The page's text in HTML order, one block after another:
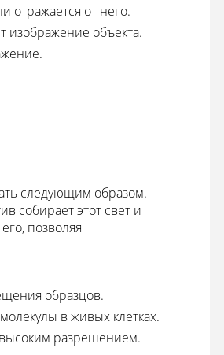
отражается от него.
изображение объекта.
следующим образом.
собирает этот свет и
позволяя
образцов.
в живых клетках.
разрешением.